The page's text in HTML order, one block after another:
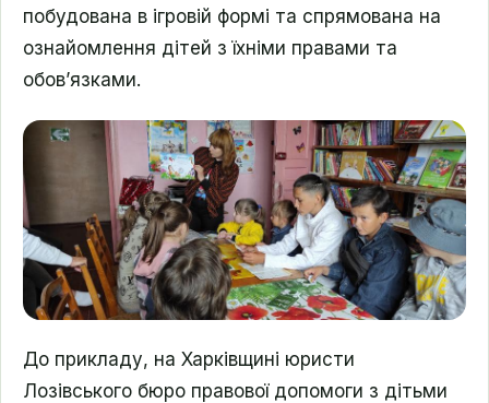
побудована в ігровій формі та спрямована на
ознайомлення дітей з їхніми правами та
обов’язками.
До прикладу, на Харківщині юристи
Лозівського бюро правової допомоги з дітьми